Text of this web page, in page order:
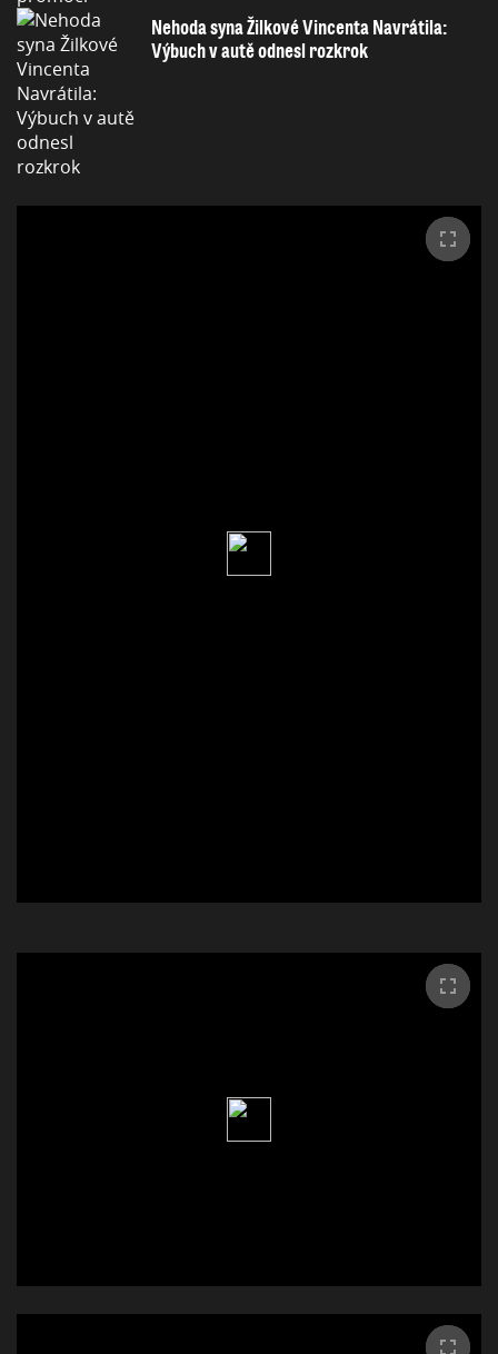
Nehoda syna Žilkové Vincenta Navrátila:
Výbuch v autě odnesl rozkrok